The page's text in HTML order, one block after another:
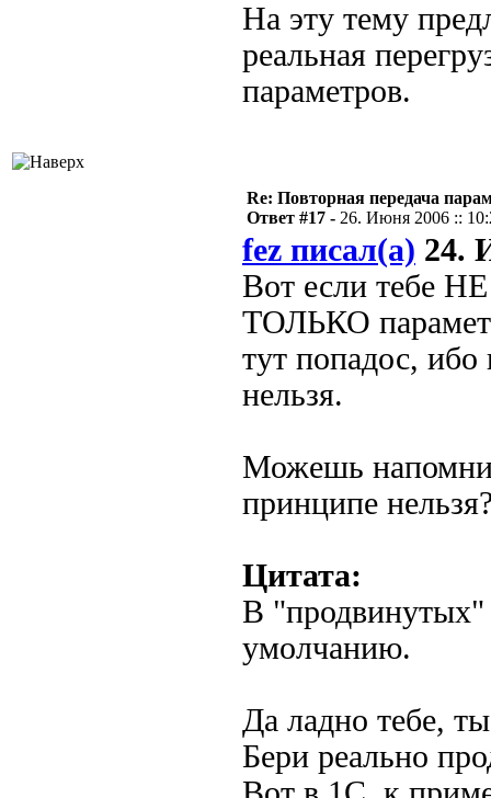
На эту тему
реальная
параметров.
Re: Повторная передача
Ответ #17 - 26. Июня 2006 ::
fez писал(а) 24.
Вот если тебе
ТОЛЬКО
тут попадос, ибо
нельзя.
Можешь
принципе
Цитата:
В "продвинутых"
умолчанию.
Да ладно тебе,
Бери реально